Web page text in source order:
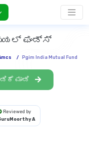
ಫಂಡ್ಸ್
/ Pgim India Mutual Fund
ಮಾಡಿ
Reviewed by
A